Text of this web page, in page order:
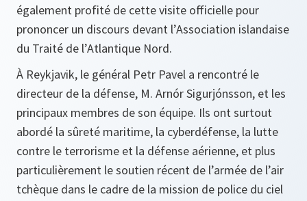
également profité de cette visite officielle pour
prononcer un discours devant l’Association islandaise
du Traité de l’Atlantique Nord.
À Reykjavik, le général Petr Pavel a rencontré le
directeur de la défense, M. Arnór Sigurjónsson, et les
principaux membres de son équipe. Ils ont surtout
abordé la sûreté maritime, la cyberdéfense, la lutte
contre le terrorisme et la défense aérienne, et plus
particulièrement le soutien récent de l’armée de l’air
tchèque dans le cadre de la mission de police du ciel